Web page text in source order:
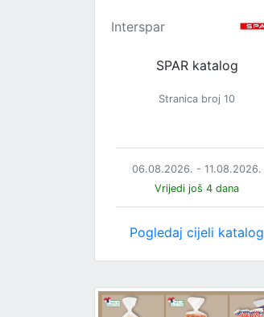
Interspar
SPAR katalog
Stranica broj 10
06.08.2026. - 11.08.2026.
Vrijedi još 4 dana
Pogledaj cijeli katalog